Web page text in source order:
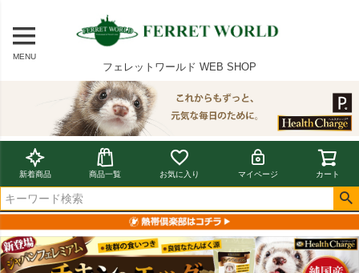
MENU
フェレットワールド WEB SHOP
新着商品 商品一覧 お気に入り マイページ カート